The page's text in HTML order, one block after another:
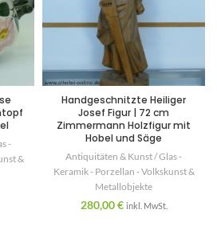
-
&
Handgeschnitzte Heiliger
Josef Figur | 72 cm
Zimmermann Holzfigur mit
Hobel und Säge
Antiquitäten & Kunst / Glas -
Keramik - Porzellan - Volkskunst &
Metallobjekte
280,00€ inkl. MwSt.